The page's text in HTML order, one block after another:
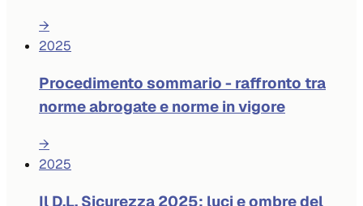
→
2025
Procedimento sommario - raffronto tra
norme abrogate e norme in vigore
→
2025
Il D.L. Sicurezza 2025: luci e ombre del